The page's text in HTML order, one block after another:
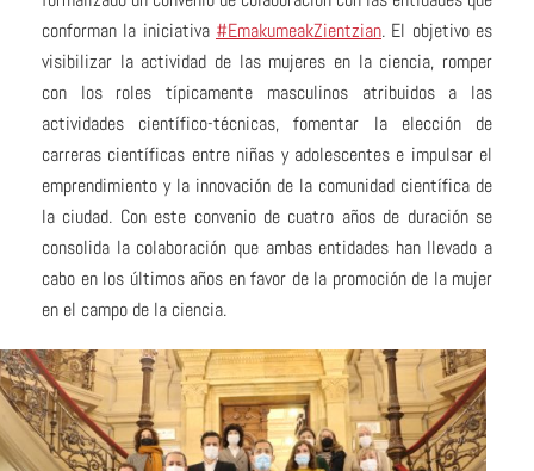
conforman la iniciativa #EmakumeakZientzian. El objetivo es
visibilizar la actividad de las mujeres en la ciencia, romper
con los roles típicamente masculinos atribuidos a las
actividades científico-técnicas, fomentar la elección de
carreras científicas entre niñas y adolescentes e impulsar el
emprendimiento y la innovación de la comunidad científica de
la ciudad. Con este convenio de cuatro años de duración se
consolida la colaboración que ambas entidades han llevado a
cabo en los últimos años en favor de la promoción de la mujer
en el campo de la ciencia.